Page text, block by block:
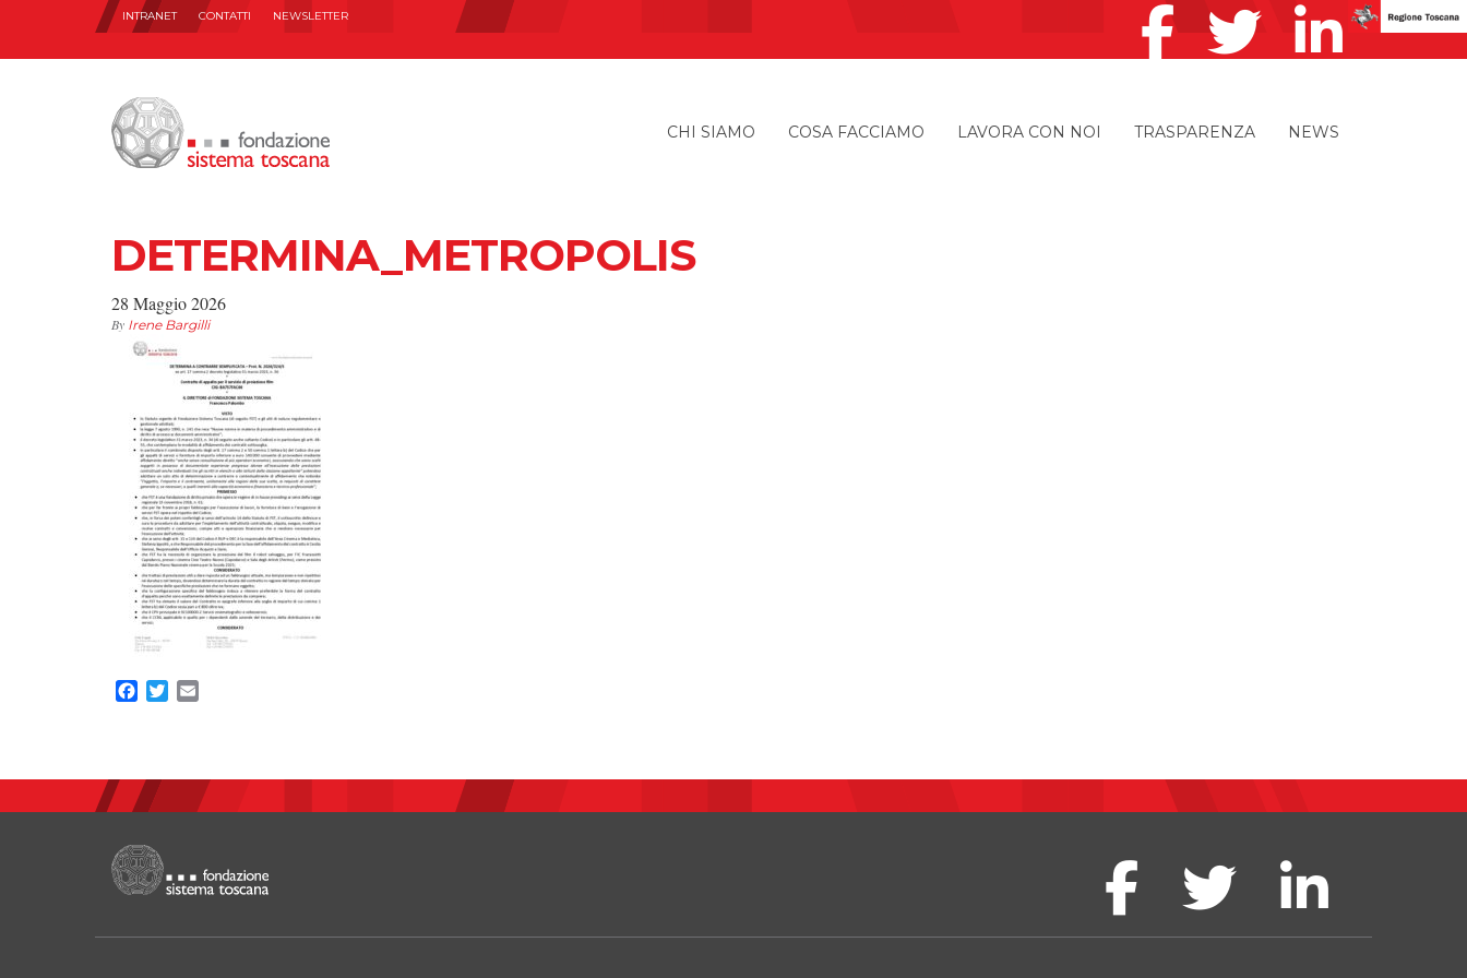
INTRANET CONTATTI NEWSLETTER
CHI SIAMO COSA FACCIAMO LAVORA CON NOI TRASPARENZA NEWS
DETERMINA_METROPOLIS
28 Maggio 2026
By Irene Bargilli
Facebook
Twitter